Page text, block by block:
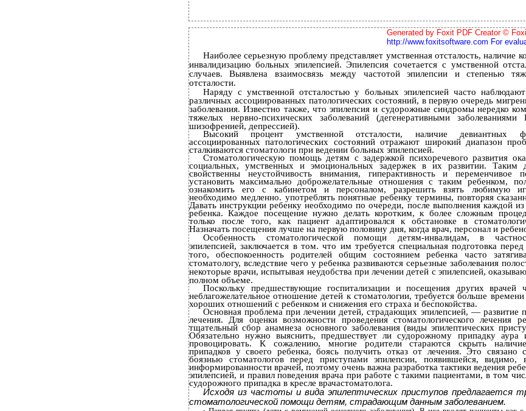
Generated by Foxit PDF Creator ©
http://www.foxitsoftware.com For
Наиболее серьезную проблему представляет умственная отсталость, наличие
инвалидизацию больных эпилепсией. Эпилепсия сочетается с умственной
случаев. Выявлена взаимосвязь между частотой эпилепсии и степенью
отсталости.
Наряду с умственной отсталостью у больных эпилепсией часто
различных ассоциированных патологических состояний, в первую очередь
заболевания. Известно также, что эпилепсия и судорожные синдромы нередко
тяжелых нервно-психических заболеваний (дегенеративными
шизофренией, депрессией).
Высокий процент умственной отсталости, наличие девиантных
ассоциированных патологических состояний отражают широкий диапазон
сталкиваются стоматологи при ведении больных эпилепсией.
Стоматологическую помощь детям с задержкой психоречевого развития
социальных, умственных и эмоциональных задержек в их развитии. Таким
свойственны неустойчивость внимания, гиперактивность и переменчивое
установить максимально доброжелательные отношения с таким ребенком,
ознакомить его с кабинетом и персоналом, разрешить взять любимую
необходимо медленно. употреблять понятные ребенку термины, повторяя
Давать инструкции ребенку необходимо по очереди, после выполнения каждой
ребенка. Каждое посещение нужно делать коротким, к более сложным
только после того, как пациент адаптировался к обстановке в
Назначать посещения лучше на первую половину дня, когда врач, персонал и
Особенность стоматологической помощи детям-инвалидам, в
эпилепсией, заключается в том. что им требуется специальная подготовка
того, обеспокоенность родителей общим состоянием ребенка часто
стоматологу, вследствие чего у ребенка развиваются серьезные заболевания
некоторые врачи, испытывая неудобства при лечении детей с эпилепсией,
полном объеме.
Поскольку предшествующие госпитализации и посещения других врачей
неблагожелательное отношение детей к стоматологии, требуется больше времени
хороших отношений с ребенком и снижения его страха и беспокойства.
Основная проблема при лечении детей, страдающих эпилепсией, — развитие
лечения. Для оценки возможности проведения стоматологического лечения
тщательный сбор анамнеза основного заболевания (виды эпилептических
Обязательно нужно выяснить, предшествует ли судорожному припадку
провоцировать. К сожалению, многие родители стараются скрыть наличие
припадков у своего ребенка, боясь получить отказ от лечения. Это связано
боязнью стоматологов перед приступами эпилепсии, появившейся, видимо,
информированности врачей, поэтому очень важна разработка тактики ведения
эпилепсией, и правил поведения врача при работе с такими пациентами, в том
судорожного припадка в кресле врачастоматолога.
Исходя из частоты и вида эпилептических приступов предлагается
стоматологической помощи детям, страдающим данным заболеванием.